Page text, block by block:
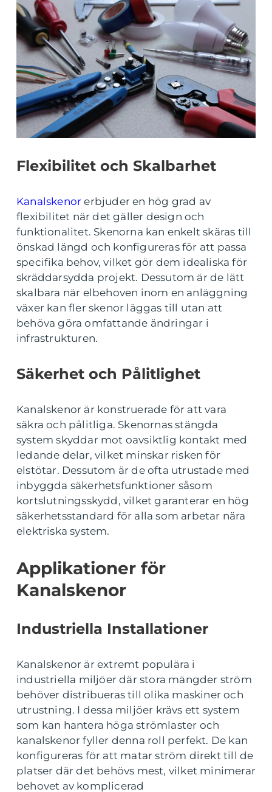
Flexibilitet och Skalbarhet
Kanalskenor erbjuder en hög grad av
flexibilitet när det gäller design och
funktionalitet. Skenorna kan enkelt skäras till
önskad längd och konfigureras för att passa
specifika behov, vilket gör dem idealiska för
skräddarsydda projekt. Dessutom är de lätt
skalbara när elbehoven inom en anläggning
växer kan fler skenor läggas till utan att
behöva göra omfattande ändringar i
infrastrukturen.
Säkerhet och Pålitlighet
Kanalskenor är konstruerade för att vara
säkra och pålitliga. Skenornas stängda
system skyddar mot oavsiktlig kontakt med
ledande delar, vilket minskar risken för
elstötar. Dessutom är de ofta utrustade med
inbyggda säkerhetsfunktioner såsom
kortslutningsskydd, vilket garanterar en hög
säkerhetsstandard för alla som arbetar nära
elektriska system.
Applikationer för
Kanalskenor
Industriella Installationer
Kanalskenor är extremt populära i
industriella miljöer där stora mängder ström
behöver distribueras till olika maskiner och
utrustning. I dessa miljöer krävs ett system
som kan hantera höga strömlaster och
kanalskenor fyller denna roll perfekt. De kan
konfigureras för att matar ström direkt till de
platser där det behövs mest, vilket minimerar
behovet av komplicerad